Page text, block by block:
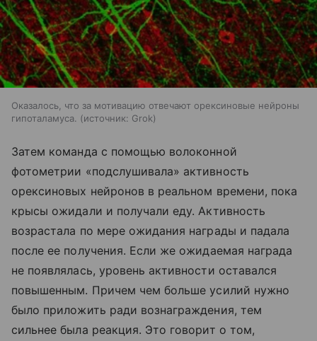
Оказалось, что за мотивацию отвечают орексиновые нейроны
гипоталамуса.
источник: Grok
Затем команда с помощью волоконной
фотометрии «подслушивала» активность
орексиновых нейронов в реальном времени, пока
крысы ожидали и получали еду. Активность
возрастала по мере ожидания награды и падала
после ее получения. Если же ожидаемая награда
не появлялась, уровень активности оставался
повышенным. Причем чем больше усилий нужно
было приложить ради вознаграждения, тем
сильнее была реакция. Это говорит о том,